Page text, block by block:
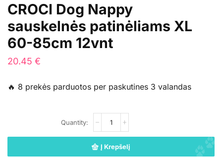
CROCI Dog Nappy
sauskelnės patinėliams XL
60-85cm 12vnt
20.45 €
🔥 8 prekės parduotos per paskutines 3 valandas
Į Krepšelį